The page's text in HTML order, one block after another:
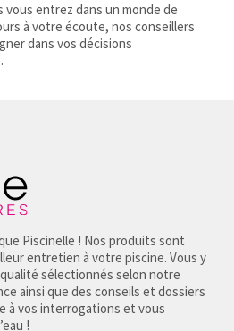
vous entrez dans un monde de
à votre écoute, nos conseillers
dans vos décisions
Piscinelle ! Nos produits sont
entretien à votre piscine. Vous y
sélectionnés selon notre
ainsi que des conseils et dossiers
à vos interrogations et vous
!